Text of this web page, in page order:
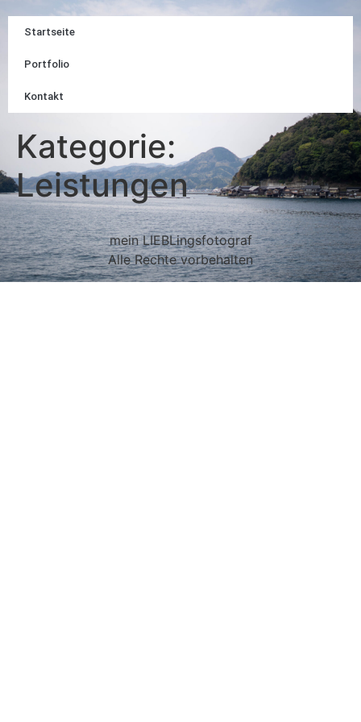
Startseite
Portfolio
Kontakt
Kategorie:
Leistungen
mein LIEBLingsfotograf
Alle Rechte vorbehalten